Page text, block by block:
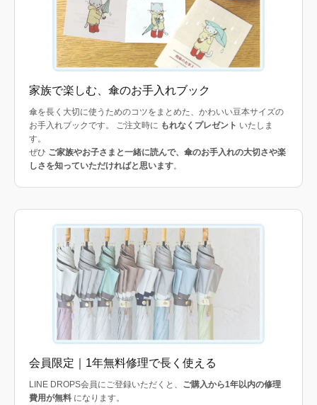
家族で楽しむ、傘のお手入れブック
傘を長く大切に使うためのコツをまとめた、かわいい豆本サイズの
お手入れブックです。 ご注文時に もれなくプレゼント いたしま
す。
ぜひ ご家族やお子さまと一緒に読んで、傘のお手入れの大切さや楽
しさを知っていただければと思います。
会員限定｜1年無料修理で長く使える
LINE DROPS会員にご登録いただくと、 ご購入から1年以内の修理
費用が無料 になります。